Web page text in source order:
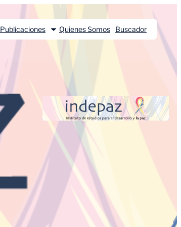
Publicaciones Quienes Somos Buscador